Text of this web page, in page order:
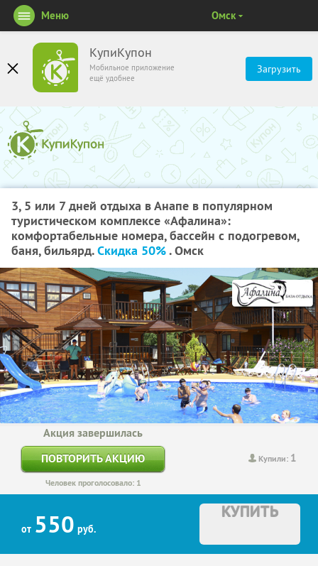
КупиКупон
Мобильное приложение
ещё удобнее
Загрузить
Меню Омск
3, 5 или 7 дней отдыха в Анапе в популярном
туристическом комплексе «Афалина»:
комфортабельные номера, бассейн с подогревом,
баня, бильярд.Скидка 50%. Омск
Купили: 1
Акция завершилась
ПОВТОРИТЬ АКЦИЮ
Человек проголосовало: 1
от 550 руб.
КУПИТЬ